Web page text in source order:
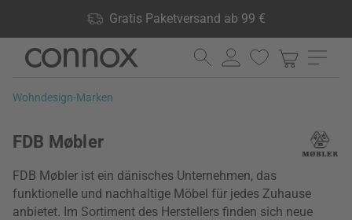
Gratis Paketversand ab 99 €
lagernd, 60 Tage Rückgaberecht
Direkt
Seiteninhalt
Direkt
Suchfeld
Wohndesign-Marken
FDB Møbler
FDB Møbler ist ein dänisches Unternehmen, das
funktionelle und nachhaltige Möbel für jedes Zuhause
anbietet. Im Sortiment des Herstellers finden sich neue